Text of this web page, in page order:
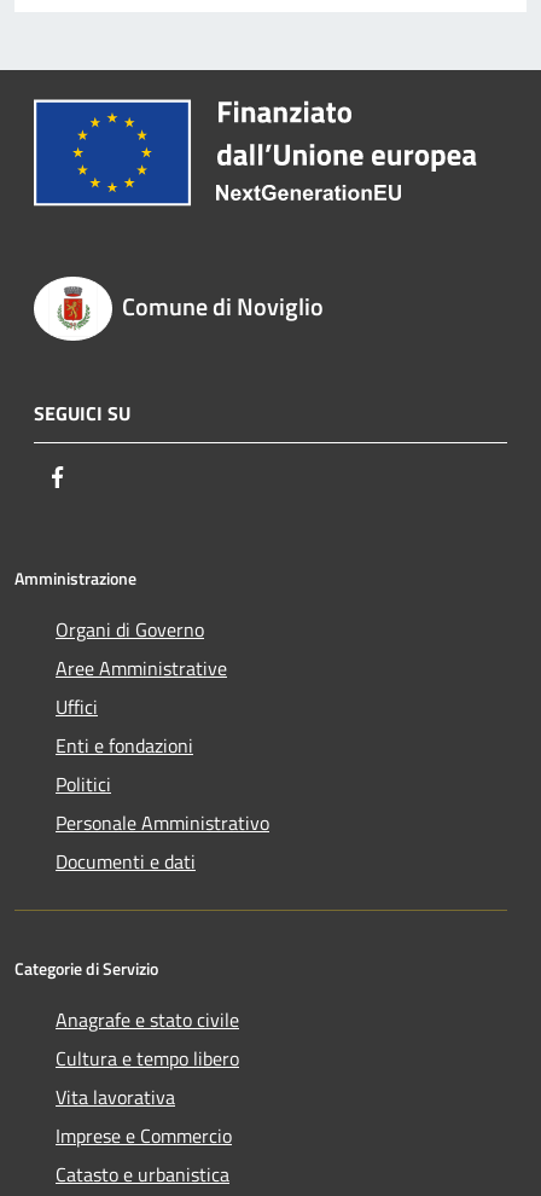
Comune di Noviglio
SEGUICI SU
Amministrazione
Organi di Governo
Aree Amministrative
Uffici
Enti e fondazioni
Politici
Personale Amministrativo
Documenti e dati
Categorie di Servizio
Anagrafe e stato civile
Cultura e tempo libero
Vita lavorativa
Imprese e Commercio
Catasto e urbanistica